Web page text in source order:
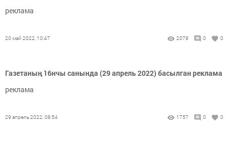
реклама
20 май 2022, 10:47 2078 0 0
Газетаның 16нчы санында (29 апрель 2022) басылган реклама
реклама
29 апрель 2022, 08:54 1757 0 0